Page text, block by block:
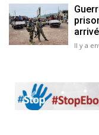
Il y a
Previous